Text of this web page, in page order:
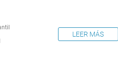
LEER MÁS